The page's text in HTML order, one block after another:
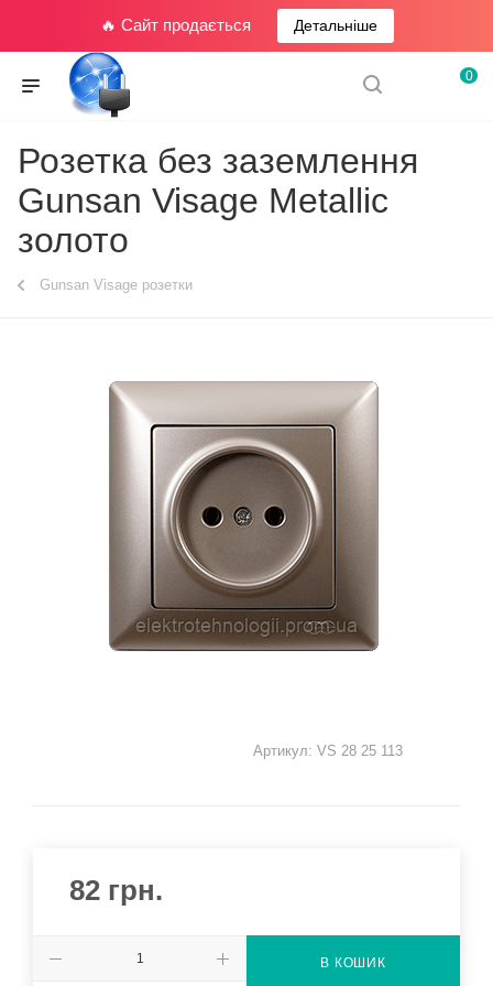
🔥 Сайт продається Детальніше
0
Розетка без заземлення
Gunsan Visage Metallic
золото
Gunsan Visage розетки
Артикул: VS 28 25 113
82 грн.
В КОШИК